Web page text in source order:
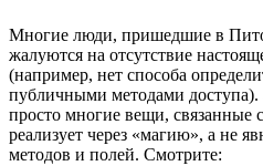
Многие люди, пришедшие в
жалуются на отсутствие
(например, нет способа
публичными методами доступа).
просто многие вещи, связанные
реализует через «магию», а не
методов и полей. Смотрите: